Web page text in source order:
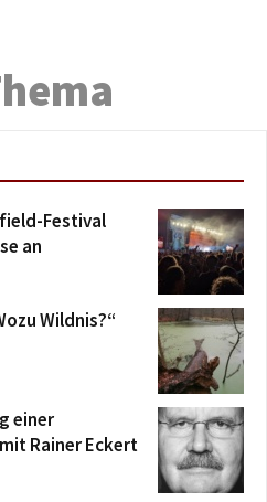
Festival
an
Wildnis?“
einer
Rainer Eckert